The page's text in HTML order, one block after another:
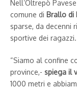
Nell’Oltrepò
comune di Brallo di
sparse, da decenni
sportive dei ragazzi.
“Siamo al confine
province,- spiega il
1000 metri e